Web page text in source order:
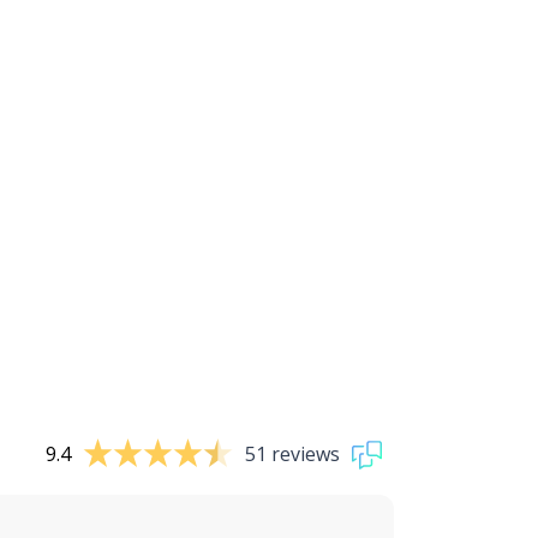
9.4 51 reviews